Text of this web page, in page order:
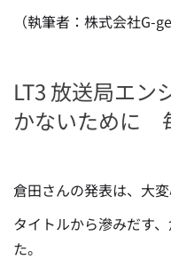
（執筆者：株式会社G-
LT3 放送局エン
かないために
倉田さんの発表は、大
タイトルから滲みだす
た。